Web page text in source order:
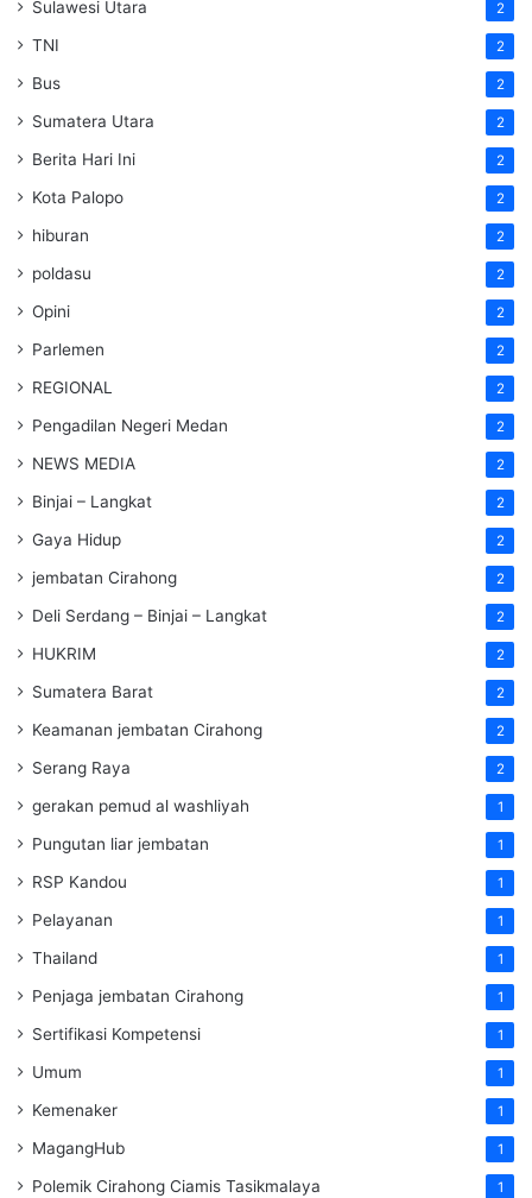
Sulawesi Utara 2
TNI 2
Bus 2
Sumatera Utara 2
Berita Hari Ini 2
Kota Palopo 2
hiburan 2
poldasu 2
Opini 2
Parlemen 2
REGIONAL 2
Pengadilan Negeri Medan 2
NEWS MEDIA 2
Binjai – Langkat 2
Gaya Hidup 2
jembatan Cirahong 2
Deli Serdang – Binjai – Langkat 2
HUKRIM 2
Sumatera Barat 2
Keamanan jembatan Cirahong 2
Serang Raya 2
gerakan pemud al washliyah 1
Pungutan liar jembatan 1
RSP Kandou 1
Pelayanan 1
Thailand 1
Penjaga jembatan Cirahong 1
Sertifikasi Kompetensi 1
Umum 1
Kemenaker 1
MagangHub 1
Polemik Cirahong Ciamis Tasikmalaya 1